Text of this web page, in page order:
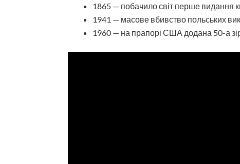
1865 — побачило світ перше видання
1941 — масове вбивство польських
1960 — на прапорі США додана 50-а